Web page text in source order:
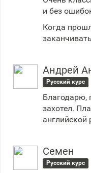
и без
Когда
Андрей
Русский курс
Благодарю,
захотел.
английской
Семен
Русский курс